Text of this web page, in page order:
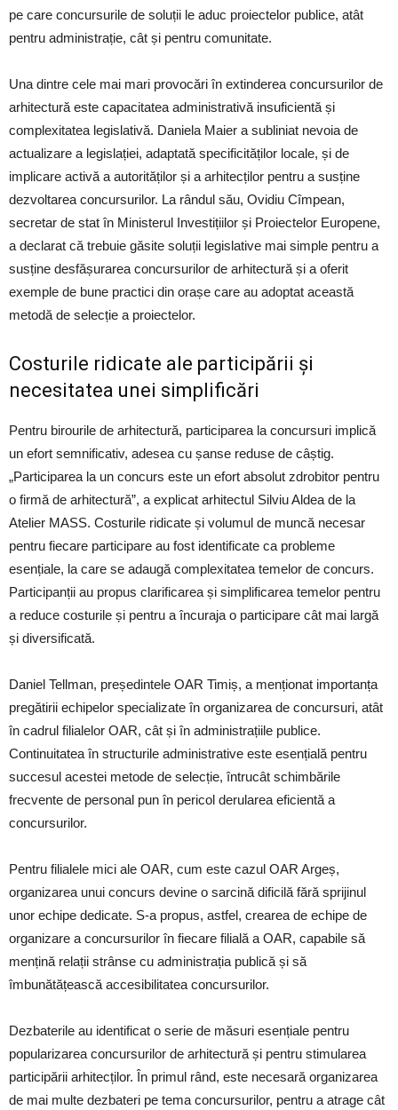
pe care concursurile de soluții le aduc proiectelor publice, atât
pentru administrație, cât și pentru comunitate.
Una dintre cele mai mari provocări în extinderea concursurilor de
arhitectură este capacitatea administrativă insuficientă și
complexitatea legislativă. Daniela Maier a subliniat nevoia de
actualizare a legislației, adaptată specificităților locale, și de
implicare activă a autorităților și a arhitecților pentru a susține
dezvoltarea concursurilor. La rândul său, Ovidiu Cîmpean,
secretar de stat în Ministerul Investițiilor și Proiectelor Europene,
a declarat că trebuie găsite soluții legislative mai simple pentru a
susține desfășurarea concursurilor de arhitectură și a oferit
exemple de bune practici din orașe care au adoptat această
metodă de selecție a proiectelor.
Costurile ridicate ale participării și
necesitatea unei simplificări
Pentru birourile de arhitectură, participarea la concursuri implică
un efort semnificativ, adesea cu șanse reduse de câștig.
„Participarea la un concurs este un efort absolut zdrobitor pentru
o firmă de arhitectură”, a explicat arhitectul Silviu Aldea de la
Atelier MASS. Costurile ridicate și volumul de muncă necesar
pentru fiecare participare au fost identificate ca probleme
esențiale, la care se adaugă complexitatea temelor de concurs.
Participanții au propus clarificarea și simplificarea temelor pentru
a reduce costurile și pentru a încuraja o participare cât mai largă
și diversificată.
Daniel Tellman, președintele OAR Timiș, a menționat importanța
pregătirii echipelor specializate în organizarea de concursuri, atât
în cadrul filialelor OAR, cât și în administrațiile publice.
Continuitatea în structurile administrative este esențială pentru
succesul acestei metode de selecție, întrucât schimbările
frecvente de personal pun în pericol derularea eficientă a
concursurilor.
Pentru filialele mici ale OAR, cum este cazul OAR Argeș,
organizarea unui concurs devine o sarcină dificilă fără sprijinul
unor echipe dedicate. S-a propus, astfel, crearea de echipe de
organizare a concursurilor în fiecare filială a OAR, capabile să
mențină relații strânse cu administrația publică și să
îmbunătățească accesibilitatea concursurilor.
Dezbaterile au identificat o serie de măsuri esențiale pentru
popularizarea concursurilor de arhitectură și pentru stimularea
participării arhitecților. În primul rând, este necesară organizarea
de mai multe dezbateri pe tema concursurilor, pentru a atrage cât